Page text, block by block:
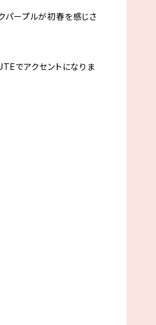
パープルが初春を感じさ
でアクセントになりま